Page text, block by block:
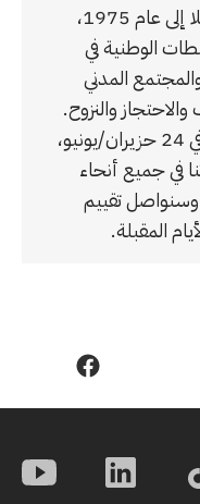
يرجع وجود اللجنة الدولية في فنزويلا إلى عام 1975،
الوطنية في
المدني
والنزوح.
في أعقاب الزلزال الذي ضرب البلاد في 24 حزيران/يونيو،
في جميع أنحاء
وسنواصل تقييم
المقبلة.